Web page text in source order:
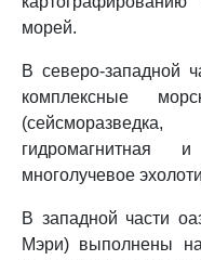
морей.
В северо-западной
комплексные
гидромагнитная
многолучевое
В западной части
Мэри) выполнены